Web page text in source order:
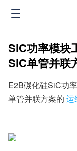
SiC功率模块
SiC单管并联
E2B碳化硅SiC功
单管并联方案的 运